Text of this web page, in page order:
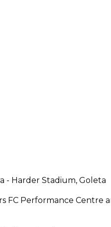
- Harder Stadium, Goleta
FC Performance Centre